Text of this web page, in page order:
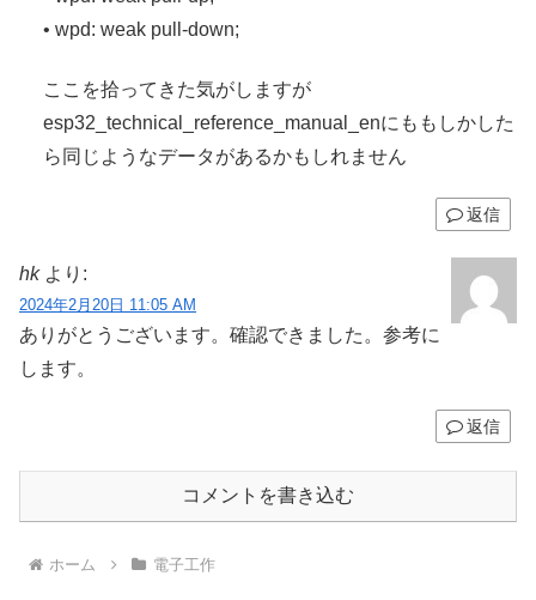
• wpd: weak pull-down;
ここを拾ってきた気がしますが
esp32_technical_reference_manual_enにももしかした
ら同じようなデータがあるかもしれません
返信
hk より:
2024年2月20日 11:05 AM
ありがとうございます。確認できました。参考に
します。
返信
コメントを書き込む
ホーム 電子工作